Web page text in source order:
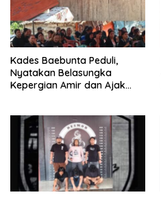
Kades Baebunta Peduli,
Nyatakan Belasungka
Kepergian Amir dan Ajak